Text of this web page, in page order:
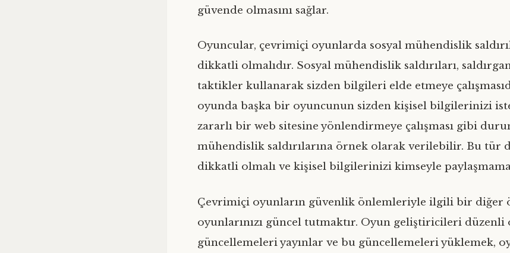
güvende olmasını sağlar.
Oyuncular, çevrimiçi oyunlarda sosyal mühendislik
dikkatli olmalıdır. Sosyal mühendislik saldırıları,
taktikler kullanarak sizden bilgileri elde etmeye
oyunda başka bir oyuncunun sizden kişisel bilgilerinizi
zararlı bir web sitesine yönlendirmeye çalışması gibi
mühendislik saldırılarına örnek olarak verilebilir. Bu tür
dikkatli olmalı ve kişisel bilgilerinizi kimseyle
Çevrimiçi oyunların güvenlik önlemleriyle ilgili bir diğer
oyunlarınızı güncel tutmaktır. Oyun geliştiricileri
güncellemeleri yayınlar ve bu güncellemeleri yüklemek,